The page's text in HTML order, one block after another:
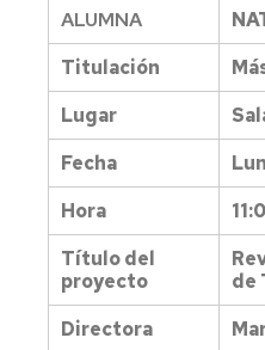
Organización
Equipo
de
Dirección
Órganos
de
representación
Departamentos
universitarios
Áreas
Técnica,
Situación
geográfica
Cómo
llegar
Información
EPS
Conócenos
de
de
en
la
UZ
de
ALUMNA
Titulación
Lugar
Fecha
Hora
Título del
proyecto
de
Directora